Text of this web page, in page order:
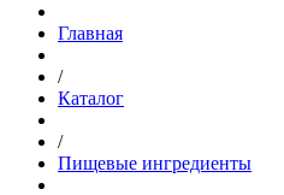
Главная
/
Каталог
/
Пищевые ингредиенты